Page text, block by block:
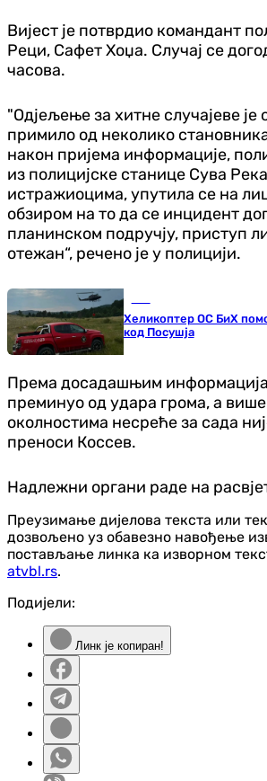
Вијест је потврдио командант
Реци, Сафет Хоџа. Случај се
часова.
"Одјељење за хитне случајеве
примило од неколико
након пријема информације,
из полицијске станице Сува
истражиоцима, упутила се на
обзиром на то да се инцидент
планинском подручју, приступ
отежан“, речено је у полицији.
Хеликоптер ОС БиХ
код Посушја
Према досадашњим
преминуо од удара грома, а
околностима несреће за сада
преноси Коссев.
Надлежни органи раде на
Преузимање дијелова текста или
дозвољено уз обавезно навођење
постављање линка ка изворном
atvbl.rs.
Подијели:
Линк је копиран!